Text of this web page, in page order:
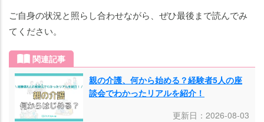
ご自身の状況と照らし合わせながら、ぜひ最後まで読んでみ
てください。
関連記事
親の介護、何から始める？経験者5人の座
談会でわかったリアルを紹介！
更新日：2026-08-03
な
体
験
談
体験
談か
ら分